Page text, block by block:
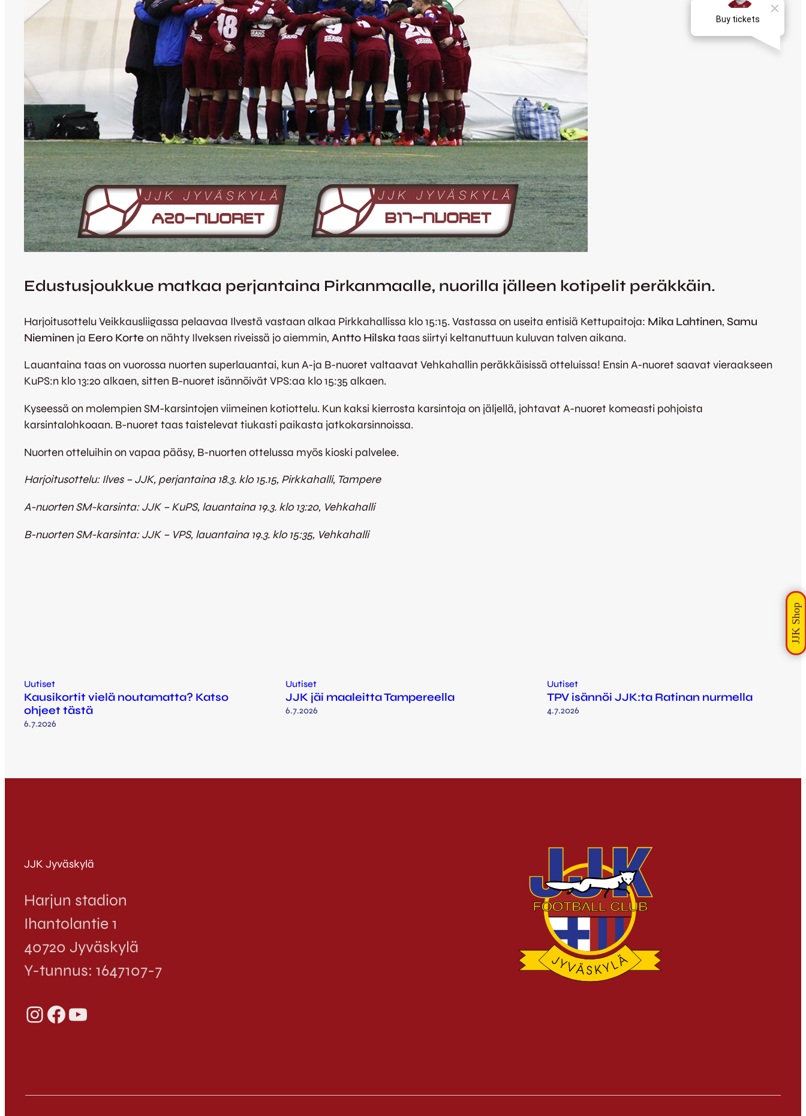
Edustusjoukkue matkaa perjantaina Pirkanmaalle, nuorilla jälleen kotipelit peräkkäin.
Harjoitusottelu Veikkausliigassa pelaavaa Ilvestä vastaan alkaa Pirkkahallissa klo 15:15. Vastassa on useita entisiä Kettupaitoja: Mika Lahtinen, Samu
Nieminen ja Eero Korte on nähty Ilveksen riveissä jo aiemmin, Antto Hilskataas siirtyi keltanuttuun kuluvan talven aikana.
Lauantaina taas on vuorossa nuorten superlauantai, kun A-ja B-nuoret valtaavat Vehkahallin peräkkäisissä otteluissa! Ensin A-nuoret saavat vieraakseen
KuPS:n klo 13:20 alkaen, sitten B-nuoret isännöivät VPS:aa klo 15:35 alkaen.
Kyseessä on molempien SM-karsintojen viimeinen kotiottelu. Kun kaksi kierrosta karsintoja on jäljellä, johtavat A-nuoret komeasti pohjoista
karsintalohkoaan. B-nuoret taas taistelevat tiukasti paikasta jatkokarsinnoissa.
Nuorten otteluihin on vapaa pääsy, B-nuorten ottelussa myös kioski palvelee.
Harjoitusottelu: Ilves – JJK, perjantaina 18.3. klo 15.15, Pirkkahalli, Tampere
A-nuorten SM-karsinta: JJK – KuPS, lauantaina 19.3. klo 13:20, Vehkahalli
B-nuorten SM-karsinta: JJK – VPS, lauantaina 19.3. klo 15:35, Vehkahalli
Uutiset
Kausikortit vielä noutamatta? Katso
ohjeet tästä
6.7.2026
Uutiset
JJK jäi maaleitta Tampereella
6.7.2026
Uutiset
TPV isännöi JJK:ta Ratinan nurmella
4.7.2026
JJK Jyväskylä
Harjun stadion
Ihantolantie 1
40720 Jyväskylä
Y-tunnus: 1647107-7
InstagramFacebook YouTube